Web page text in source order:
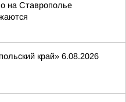
на Ставрополье
край» 6.08.2026